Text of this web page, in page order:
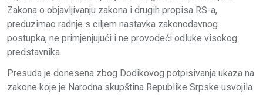
Zakona o objavljivanju zakona i drugih propisa RS-a,
preduzimao radnje s ciljem nastavka zakonodavnog
postupka, ne primjenjujući i ne provodeći odluke visokog
predstavnika.
Presuda je donesena zbog Dodikovog potpisivanja ukaza na
zakone koje je Narodna skupština Republike Srpske usvojila